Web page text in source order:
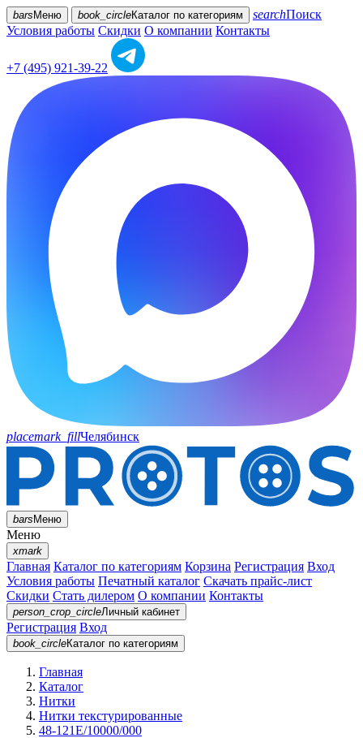
bars Меню book_circleКаталог по категориям searchПоиск
Условия работы Скидки О компании Контакты
+7 (495) 921-39-22
placemark_fillЧелябинск
barsМеню
Меню
xmark
Главная Каталог по категориям Корзина Регистрация Вход
Условия работы Печатный каталог Скачать прайс-лист
Скидки Стать дилером О компании Контакты
person_crop_circleЛичный кабинет
Регистрация Вход
book_circleКаталог по категориям
Главная
Каталог
Нитки
Нитки текстурированные
48-121E/10000/000